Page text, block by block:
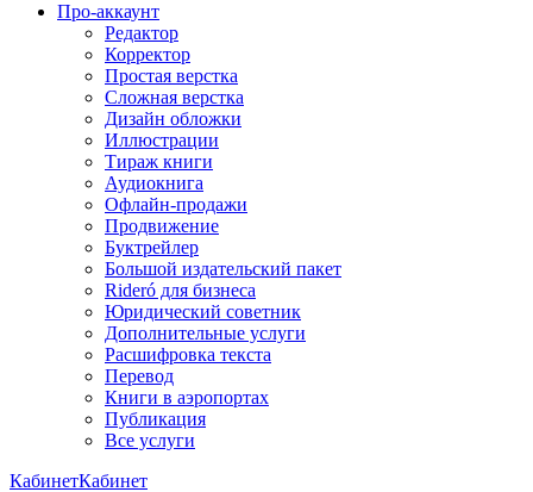
Про-аккаунт
Редактор
Корректор
Простая верстка
Сложная верстка
Дизайн обложки
Иллюстрации
Тираж книги
Аудиокнига
Офлайн-продажи
Продвижение
Буктрейлер
Большой издательский пакет
Rideró для бизнеса
Юридический советник
Дополнительные услуги
Расшифровка текста
Перевод
Книги в аэропортах
Публикация
Все услуги
КабинетКабинет